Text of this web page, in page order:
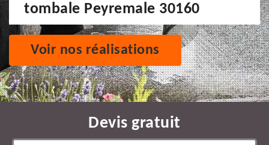
tombale Peyremale 30160
Voir nos réalisations
Devis gratuit